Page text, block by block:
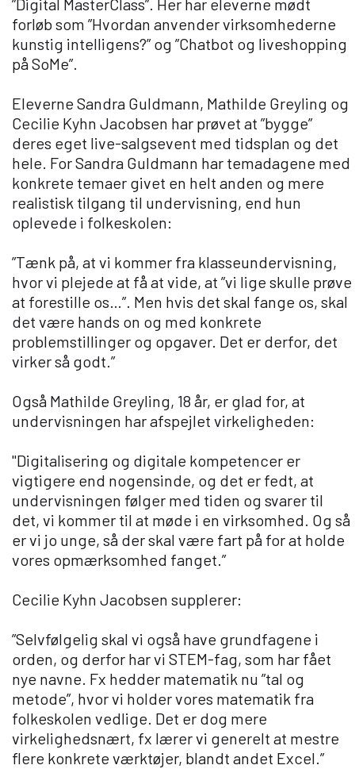
”Digital MasterClass”. Her har eleverne mødt
forløb som ”Hvordan anvender virksomhederne
kunstig intelligens?” og ”Chatbot og liveshopping
på SoMe”.
Eleverne Sandra Guldmann, Mathilde Greyling og
Cecilie Kyhn Jacobsen har prøvet at ”bygge”
deres eget live-salgsevent med tidsplan og det
hele. For Sandra Guldmann har temadagene med
konkrete temaer givet en helt anden og mere
realistisk tilgang til undervisning, end hun
oplevede i folkeskolen:
”Tænk på, at vi kommer fra klasseundervisning,
hvor vi plejede at få at vide, at ”vi lige skulle prøve
at forestille os…”. Men hvis det skal fange os, skal
det være hands on og med konkrete
problemstillinger og opgaver. Det er derfor, det
virker så godt.”
Også Mathilde Greyling, 18 år, er glad for, at
undervisningen har afspejlet virkeligheden:
"Digitalisering og digitale kompetencer er
vigtigere end nogensinde, og det er fedt, at
undervisningen følger med tiden og svarer til
det, vi kommer til at møde i en virksomhed. Og så
er vi jo unge, så der skal være fart på for at holde
vores opmærksomhed fanget.”
Cecilie Kyhn Jacobsen supplerer:
”Selvfølgelig skal vi også have grundfagene i
orden, og derfor har vi STEM-fag, som har fået
nye navne. Fx hedder matematik nu ”tal og
metode”, hvor vi holder vores matematik fra
folkeskolen vedlige. Det er dog mere
virkelighedsnært, fx lærer vi generelt at mestre
flere konkrete værktøjer, blandt andet Excel.”